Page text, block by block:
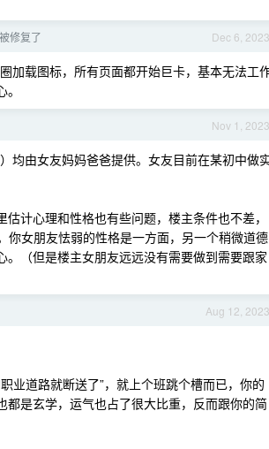
Dec 6, 2023
修复了
加载图标，所有页面都开始巨卡，基本无法工
Nov 1, 2023
均由女友妈妈爸爸提供。女友目前在某初中做
计心理和性格也有些问题，楼主条件也不差，
女朋友怯弱的性格是一方面，另一个稍微道德
（但是楼主女朋友远远没有需要做到需要跟家
Aug 12, 2023
业道路就断送了”，就上个班跳个槽而已，你的
是玄学，运气也占了很大比重，反而跟你的简